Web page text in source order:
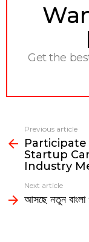
Get the
more
Previous article
Participate
Startup
Industry
Next article
আসছে নতুন বাংলা